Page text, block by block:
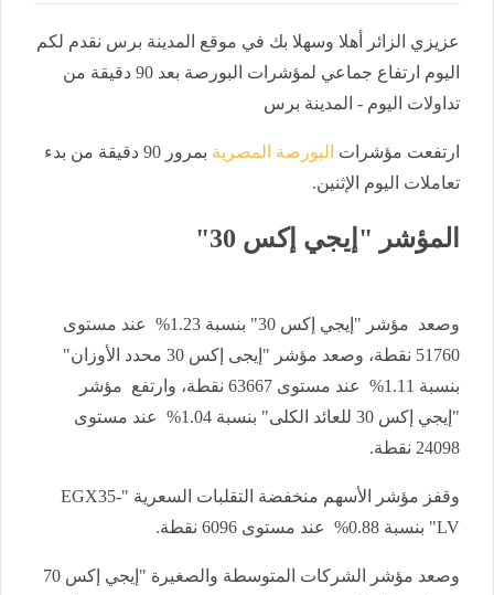
عزيزي الزائر أهلا وسهلا بك في موقع المدينة برس نقدم لكم
اليوم ارتفاع جماعي لمؤشرات البورصة بعد 90 دقيقة من
تداولات اليوم - المدينة برس
ارتفعت مؤشرات البورصة المصرية
بمرور 90 دقيقة من بدء
تعاملات اليوم الإثنين.
المؤشر "إيجي إكس 30"
وصعد مؤشر "إيجي إكس 30" بنسبة 1.23% عند مستوى
51760 نقطة، وصعد مؤشر "إيجى إكس 30 محدد الأوزان"
بنسبة 1.11% عند مستوى 63667 نقطة، وارتفع مؤشر
"إيجي إكس 30 للعائد الكلى" بنسبة 1.04% عند مستوى
24098 نقطة.
وقفز مؤشر الأسهم منخفضة التقلبات السعرية "EGX35-
LV" بنسبة 0.88% عند مستوى 6096 نقطة.
وصعد مؤشر الشركات المتوسطة والصغيرة "إيجي إكس 70